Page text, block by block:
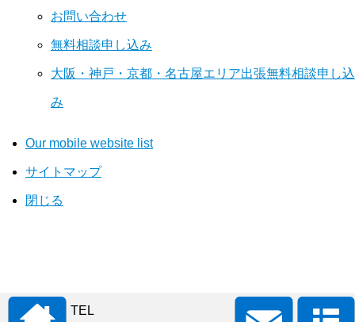
お問い合わせ
無料相談申し込み
大阪・神戸・京都・名古屋エリア出張無料相談申し込
み
Our mobile website list
サイトマップ
閉じる
TEL